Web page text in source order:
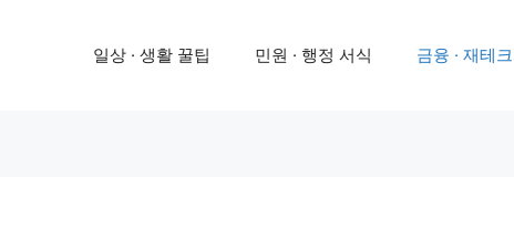
일상 · 생활 꿀팁 민원 · 행정 서식 금융 · 재테크